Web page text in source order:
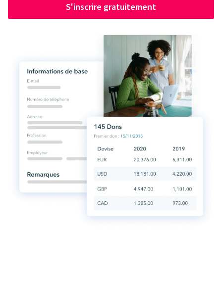
S'inscrire gratuitement